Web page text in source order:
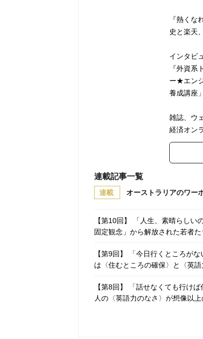
『熱く
史と楽天
インタビ
『外資
ー★エン
養成講座
雑誌、ウ
経済オン
連載記事一覧
連載 オーストラリアのワー
【第10回】 「人生、素晴らし
固定観念」から解放された若者
【第9回】 「今日行くところが
は〈住むところの確保〉と〈英
【第8回】 「話せなくても行け
人の〈英語力のなさ〉が想像以
【第7回】 「もう外に出るのも